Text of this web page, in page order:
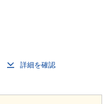
詳細を確認